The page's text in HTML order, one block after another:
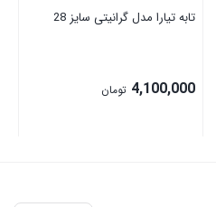
تابه تیارا مدل گرانیتی سایز 28
4,100,000 تومان